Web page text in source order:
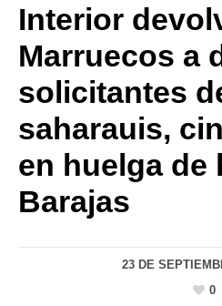
Interior
Marruecos a
solicitantes
saharauis,
en huelga de
Barajas
23 DE
0